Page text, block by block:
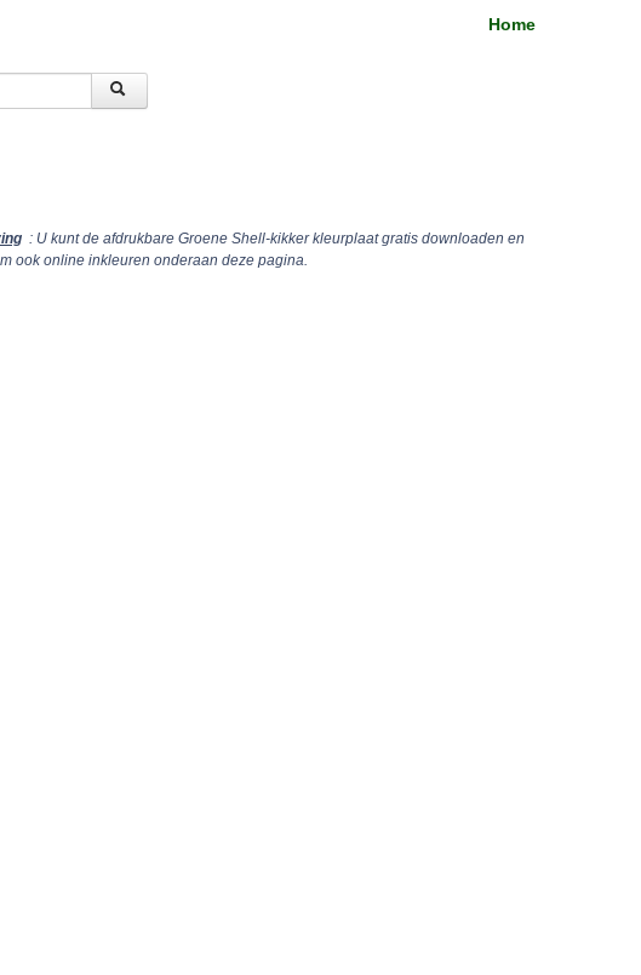
Home
: U kunt de afdrukbare Groene Shell-kikker kleurplaat gratis downloaden en
ook online inkleuren onderaan deze pagina.